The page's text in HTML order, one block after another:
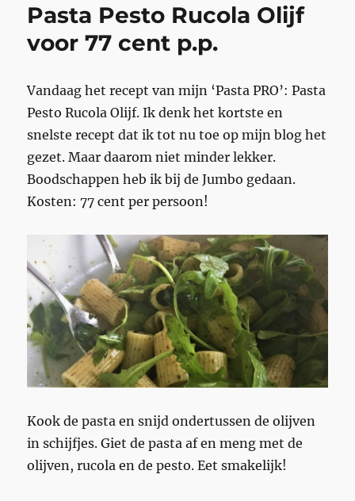
Pasta Pesto Rucola Olijf
voor 77 cent p.p.
Vandaag het recept van mijn ‘Pasta PRO’: Pasta
Pesto Rucola Olijf. Ik denk het kortste en
snelste recept dat ik tot nu toe op mijn blog het
gezet. Maar daarom niet minder lekker.
Boodschappen heb ik bij de Jumbo gedaan.
Kosten: 77 cent per persoon!
Kook de pasta en snijd ondertussen de olijven
in schijfjes. Giet de pasta af en meng met de
olijven, rucola en de pesto. Eet smakelijk!